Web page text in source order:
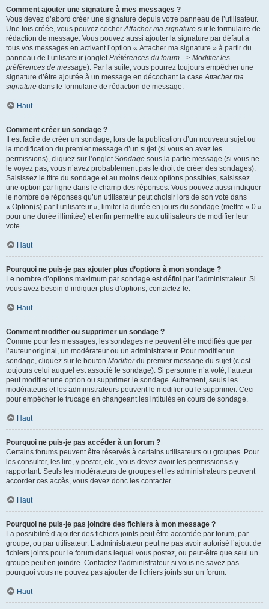
Comment ajouter une signature à mes messages ?
Vous devez d’abord créer une signature depuis votre panneau de l’utilisateur.
Une fois créée, vous pouvez cocherAttacher ma signature sur le formulaire de
rédaction de message. Vous pouvez aussi ajouter la signature par défaut à
tous vos messages en activant l’option « Attacher ma signature » à partir du
panneau de l’utilisateur (ongletPréférences du forum --> Modifier les
préférences de message). Par la suite, vous pourrez toujours empêcher une
signature d’être ajoutée à un message en décochant la caseAttacher ma
signature dans le formulaire de rédaction de message.
Haut
Comment créer un sondage ?
Il est facile de créer un sondage, lors de la publication d’un nouveau sujet ou
la modification du premier message d’un sujet (si vous en avez les
permissions), cliquez sur l’ongletSondage sous la partie message (si vous ne
le voyez pas, vous n’avez probablement pas le droit de créer des sondages).
Saisissez le titre du sondage et au moins deux options possibles, saisissez
une option par ligne dans le champ des réponses. Vous pouvez aussi indiquer
le nombre de réponses qu’un utilisateur peut choisir lors de son vote dans
« Option(s) par l’utilisateur », limiter la durée en jours du sondage (mettre « 0 »
pour une durée illimitée) et enfin permettre aux utilisateurs de modifier leur
vote.
Haut
Pourquoi ne puis-je pas ajouter plus d’options à mon sondage ?
Le nombre d’options maximum par sondage est défini par l’administrateur. Si
vous avez besoin d’indiquer plus d’options, contactez-le.
Haut
Comment modifier ou supprimer un sondage ?
Comme pour les messages, les sondages ne peuvent être modifiés que par
l’auteur original, un modérateur ou un administrateur. Pour modifier un
sondage, cliquez sur le bouton Modifierdu premier message du sujet (c’est
toujours celui auquel est associé le sondage). Si personne n’a voté, l’auteur
peut modifier une option ou supprimer le sondage. Autrement, seuls les
modérateurs et les administrateurs peuvent le modifier ou le supprimer. Ceci
pour empêcher le trucage en changeant les intitulés en cours de sondage.
Haut
Pourquoi ne puis-je pas accéder à un forum ?
Certains forums peuvent être réservés à certains utilisateurs ou groupes. Pour
les consulter, les lire, y poster, etc., vous devez avoir les permissions s’y
rapportant. Seuls les modérateurs de groupes et les administrateurs peuvent
accorder ces accès, vous devez donc les contacter.
Haut
Pourquoi ne puis-je pas joindre des fichiers à mon message ?
La possibilité d’ajouter des fichiers joints peut être accordée par forum, par
groupe, ou par utilisateur. L’administrateur peut ne pas avoir autorisé l’ajout de
fichiers joints pour le forum dans lequel vous postez, ou peut-être que seul un
groupe peut en joindre. Contactez l’administrateur si vous ne savez pas
pourquoi vous ne pouvez pas ajouter de fichiers joints sur un forum.
Haut